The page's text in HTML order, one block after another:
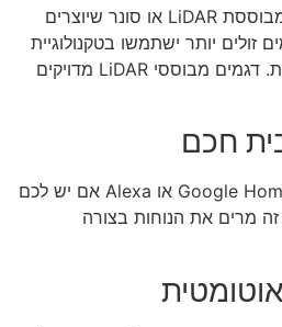
יש דגמים עם סריקת מפה מבוססת LiDAR או סונר שיוצרים
יותר ישתמשו בטקנולוגיית
אופטית ויסריקו יותר הפסקות. דגמים מבוססי LiDAR מדויקים
חפשו דגמים שתומכים ב-Google Home או Alexa אם יש לכם
מרים את הנוחות בצורה